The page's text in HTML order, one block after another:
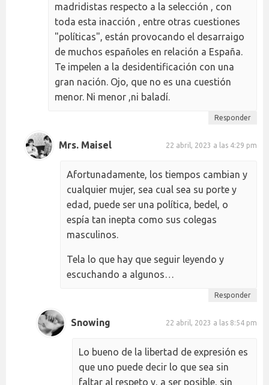
madridistas respecto a la selección , con
toda esta inacción , entre otras cuestiones
"políticas", están provocando el desarraigo
de muchos españoles en relación a España.
Te impelen a la desidentificación con una
gran nación. Ojo, que no es una cuestión
menor. Ni menor ,ni baladí.
Responder
Mrs. Maisel 22 abril, 2023 a las 4:29 pm
Afortunadamente, los tiempos cambian y
cualquier mujer, sea cual sea su porte y
edad, puede ser una política, bedel, o
espía tan inepta como sus colegas
masculinos.
Tela lo que hay que seguir leyendo y
escuchando a algunos…
Responder
Snowing 22 abril, 2023 a las 8:54 pm
Lo bueno de la libertad de expresión es
que uno puede decir lo que sea sin
faltar al respeto y, a ser posible, sin